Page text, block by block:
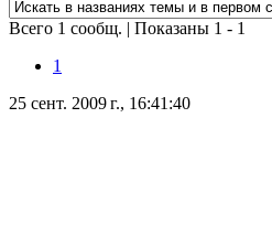
Всего 1 сообщ. | Показаны 1 - 1
1
25 сент. 2009 г., 16:41:40